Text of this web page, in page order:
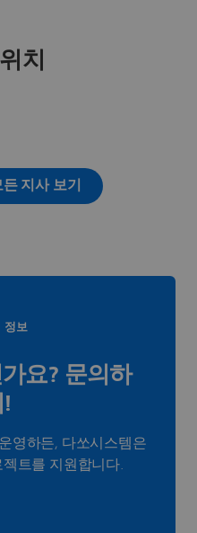
치
지사 보기
정보
요? 문의하
!
영하든, 다쏘시스템은
트를 지원합니다.